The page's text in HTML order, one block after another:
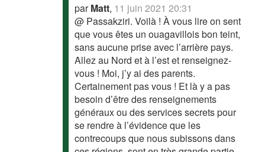
parMatt, 11 juin 2021 20:31
@ Passakziri. Voilà ! À vous lire on sent
que vous êtes un ouagavillois bon teint,
sans aucune prise avec l’arrière pays.
Allez au Nord et à l’est et renseignez-
vous ! Moi, j’y ai des parents.
Certainement pas vous ! Et là y a pas
besoin d’être des renseignements
généraux ou des services secrets pour
se rendre à l’évidence que les
contrecoups que nous subissons dans